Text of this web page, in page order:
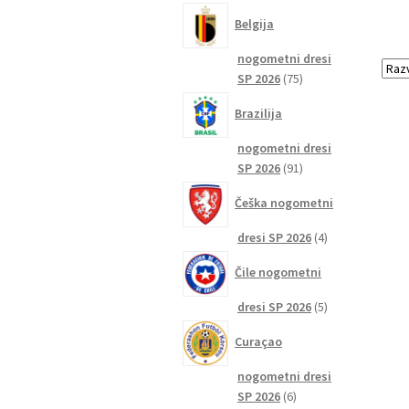
Belgija
nogometni dresi
SP 2026 7575
Brazilija
nogometni dresi
SP 2026 9191
Češka nogometni
dresi SP 2026 44
Čile nogometni
dresi SP 2026 55
Curaçao
nogometni dresi
SP 2026 66